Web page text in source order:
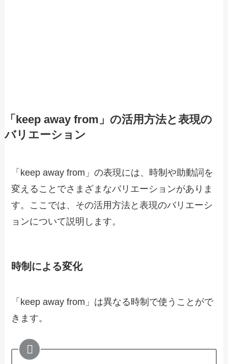
「keep away from」の活用方法と表現の
バリエーション
「keep away from」の表現には、時制や助動詞を
変えることでさまざまなバリエーションがありま
す。ここでは、その活用方法と表現のバリエーシ
ョンについて説明します。
時制による変化
「keep away from」は異なる時制で使うことがで
きます。